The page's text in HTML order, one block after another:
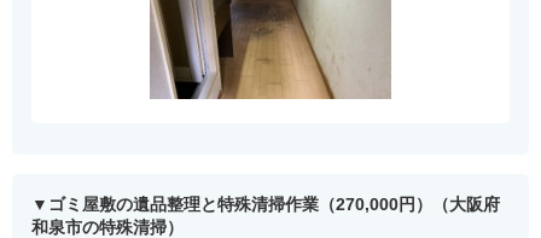
ゴミ屋敷の遺品整理と特殊清掃作業（270,000円）（大阪府
和泉市の特殊清掃）